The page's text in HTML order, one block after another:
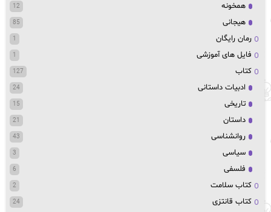
همخونه 12
هیجانی 85
رمان رایگان 1
فایل های آموزشی 1
کتاب 127
ادبیات داستانی 24
تاریخی 15
داستان 21
روانشناسی 43
سیاسی 3
فلسفی 6
کتاب سلامت 2
کتاب قانتزی 24